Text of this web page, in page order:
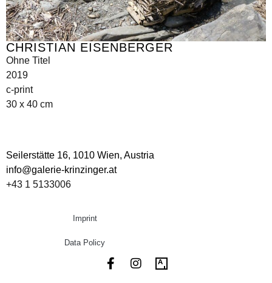
CHRISTIAN EISENBERGER
Ohne Titel
2019
c-print
30 x 40 cm
Seilerstätte 16, 1010 Wien, Austria
info@galerie-krinzinger.at
+43 1 5133006
Imprint
Data Policy